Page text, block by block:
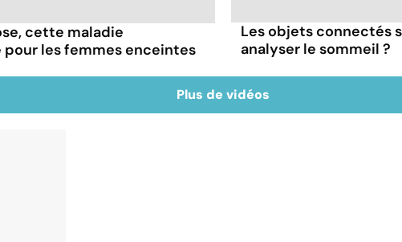
cette maladie
les femmes enceintes
Les objets connectés
analyser le sommeil ?
Plus de vidéos